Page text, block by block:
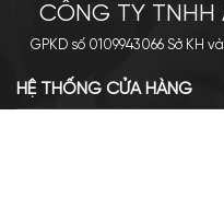
CÔNG TY TNHH
GPKD số 0109943066 Sở KH
HỆ THỐNG CỬA HÀNG